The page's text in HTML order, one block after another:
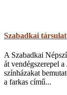
Szabadkai
A Szabadkai
át vendégszerepel
színházakat
a farkas című...